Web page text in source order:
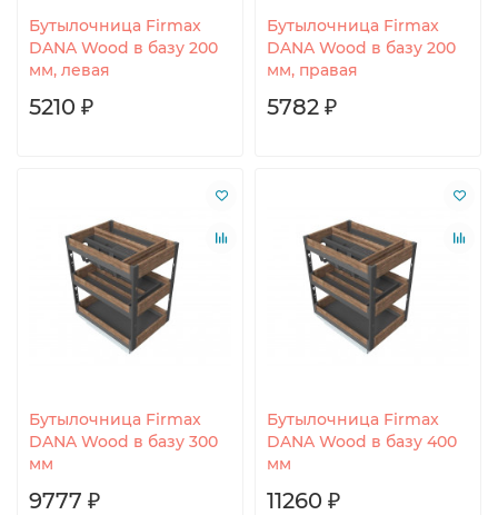
Бутылочница Firmax
DANA Wood в базу 200
мм, левая
5210 ₽
Бутылочница Firmax
DANA Wood в базу 200
мм, правая
5782 ₽
Бутылочница Firmax
DANA Wood в базу 300
мм
9777 ₽
Бутылочница Firmax
DANA Wood в базу 400
мм
11260 ₽